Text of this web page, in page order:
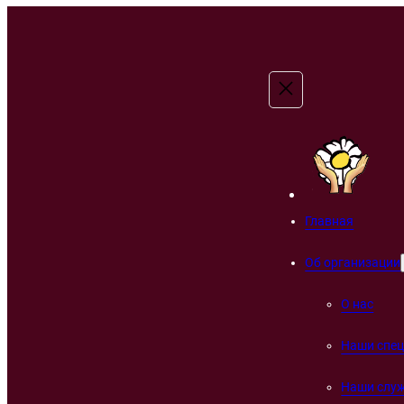
Главная
Об организации
О нас
Наши
Наши